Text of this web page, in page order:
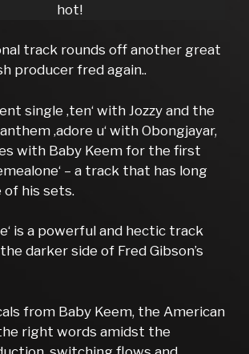
hot!
track rounds off another great
producer fred again..
single ‚ten‘ with Jozzy and the
‚adore u‘ with Obongjayar,
with Baby Keem for the first
– a track that has long
of his sets.
is a powerful and hectic track
darker side of Fred Gibson’s
from Baby Keem, the American
right words amidst the